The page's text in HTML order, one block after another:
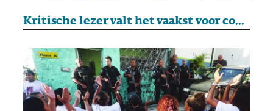
Kritische lezer valt het vaakst voor complottheorieën